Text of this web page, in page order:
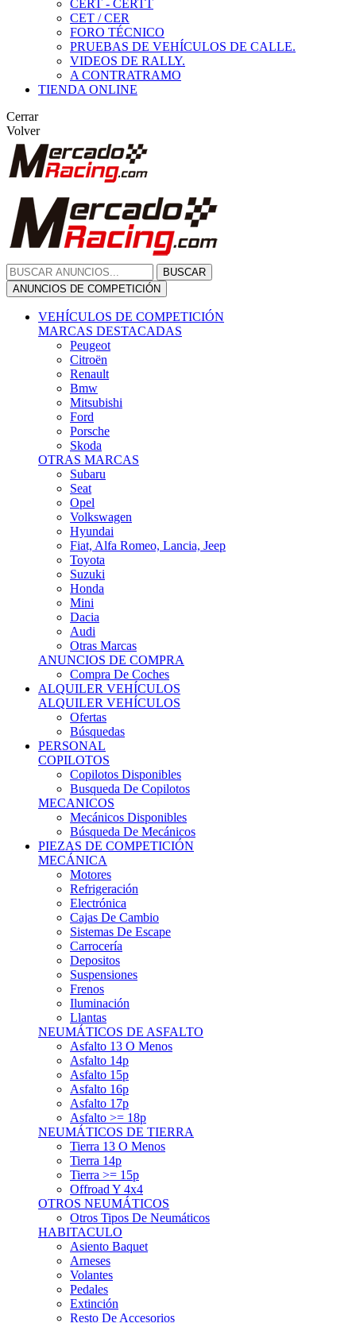
CERT - CERTT
CET / CER
FORO TÉCNICO
PRUEBAS DE VEHÍCULOS DE CALLE.
VIDEOS DE RALLY.
A CONTRATRAMO
TIENDA ONLINE
Cerrar
Volver
BUSCAR
ANUNCIOS DE COMPETICIÓN
VEHÍCULOS DE COMPETICIÓN
MARCAS DESTACADAS
Peugeot
Citroën
Renault
Bmw
Mitsubishi
Ford
Porsche
Skoda
OTRAS MARCAS
Subaru
Seat
Opel
Volkswagen
Hyundai
Fiat, Alfa Romeo, Lancia, Jeep
Toyota
Suzuki
Honda
Mini
Dacia
Audi
Otras Marcas
ANUNCIOS DE COMPRA
Compra De Coches
ALQUILER VEHÍCULOS
ALQUILER VEHÍCULOS
Ofertas
Búsquedas
PERSONAL
COPILOTOS
Copilotos Disponibles
Busqueda De Copilotos
MECANICOS
Mecánicos Disponibles
Búsqueda De Mecánicos
PIEZAS DE COMPETICIÓN
MECÁNICA
Motores
Refrigeración
Electrónica
Cajas De Cambio
Sistemas De Escape
Carrocería
Depositos
Suspensiones
Frenos
Iluminación
Llantas
NEUMÁTICOS DE ASFALTO
Asfalto 13 O Menos
Asfalto 14p
Asfalto 15p
Asfalto 16p
Asfalto 17p
Asfalto >= 18p
NEUMÁTICOS DE TIERRA
Tierra 13 O Menos
Tierra 14p
Tierra >= 15p
Offroad Y 4x4
OTROS NEUMÁTICOS
Otros Tipos De Neumáticos
HABITACULO
Asiento Baquet
Arneses
Volantes
Pedales
Extinción
Resto De Accesorios